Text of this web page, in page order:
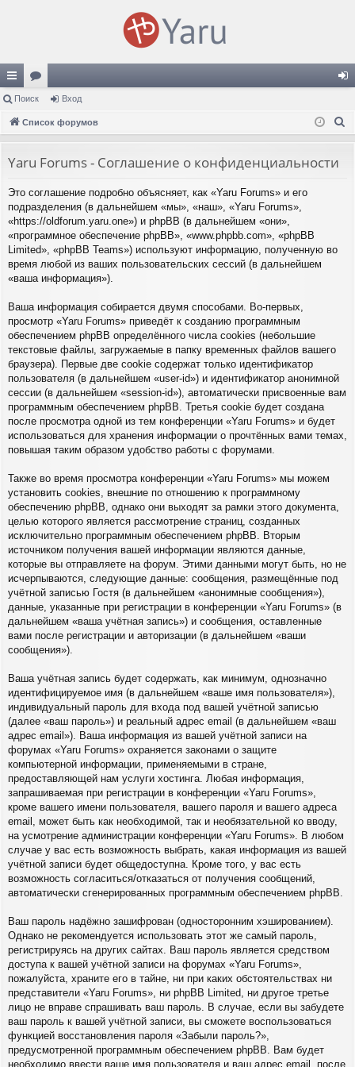
с
ы
и
ор
ум д
Поиск Вход
Список форумов
Yaru Forums - Соглашение о конфиденциальности
Это соглашение подробно объясняет, как «Yaru Forums» и его
подразделения (в дальнейшем «мы», «наш», «Yaru Forums»,
«https://oldforum.yaru.one») и phpBB (в дальнейшем «они»,
«программное обеспечение phpBB», «www.phpbb.com», «phpBB
Limited», «phpBB Teams») используют информацию, полученную во
время любой из ваших пользовательских сессий (в дальнейшем
«ваша информация»).
Ваша информация собирается двумя способами. Во-первых,
просмотр «Yaru Forums» приведёт к созданию программным
обеспечением phpBB определённого числа cookies (небольшие
текстовые файлы, загружаемые в папку временных файлов вашего
браузера). Первые две cookie содержат только идентификатор
пользователя (в дальнейшем «user-id») и идентификатор анонимной
сессии (в дальнейшем «session-id»), автоматически присвоенные вам
программным обеспечением phpBB. Третья cookie будет создана
после просмотра одной из тем конференции «Yaru Forums» и будет
использоваться для хранения информации о прочтённых вами темах,
повышая таким образом удобство работы с форумами.
Также во время просмотра конференции «Yaru Forums» мы можем
установить cookies, внешние по отношению к программному
обеспечению phpBB, однако они выходят за рамки этого документа,
целью которого является рассмотрение страниц, созданных
исключительно программным обеспечением phpBB. Вторым
источником получения вашей информации являются данные,
которые вы отправляете на форум. Этими данными могут быть, но не
исчерпываются, следующие данные: сообщения, размещённые под
учётной записью Гостя (в дальнейшем «анонимные сообщения»),
данные, указанные при регистрации в конференции «Yaru Forums» (в
дальнейшем «ваша учётная запись») и сообщения, оставленные
вами после регистрации и авторизации (в дальнейшем «ваши
сообщения»).
Ваша учётная запись будет содержать, как минимум, однозначно
идентифицируемое имя (в дальнейшем «ваше имя пользователя»),
индивидуальный пароль для входа под вашей учётной записью
(далее «ваш пароль») и реальный адрес email (в дальнейшем «ваш
адрес email»). Ваша информация из вашей учётной записи на
форумах «Yaru Forums» охраняется законами о защите
компьютерной информации, применяемыми в стране,
предоставляющей нам услуги хостинга. Любая информация,
запрашиваемая при регистрации в конференции «Yaru Forums»,
кроме вашего имени пользователя, вашего пароля и вашего адреса
email, может быть как необходимой, так и необязательной ко вводу,
на усмотрение администрации конференции «Yaru Forums». В любом
случае у вас есть возможность выбрать, какая информация из вашей
учётной записи будет общедоступна. Кроме того, у вас есть
возможность согласиться/отказаться от получения сообщений,
автоматически сгенерированных программным обеспечением phpBB.
Ваш пароль надёжно зашифрован (односторонним хэшированием).
Однако не рекомендуется использовать этот же самый пароль,
регистрируясь на других сайтах. Ваш пароль является средством
доступа к вашей учётной записи на форумах «Yaru Forums»,
пожалуйста, храните его в тайне, ни при каких обстоятельствах ни
представители «Yaru Forums», ни phpBB Limited, ни другое третье
лицо не вправе спрашивать ваш пароль. В случае, если вы забудете
ваш пароль к вашей учётной записи, вы сможете воспользоваться
функцией восстановления пароля «Забыли пароль?»,
предусмотренной программным обеспечением phpBB. Вам будет
необходимо ввести ваше имя пользователя и ваш адрес email, после